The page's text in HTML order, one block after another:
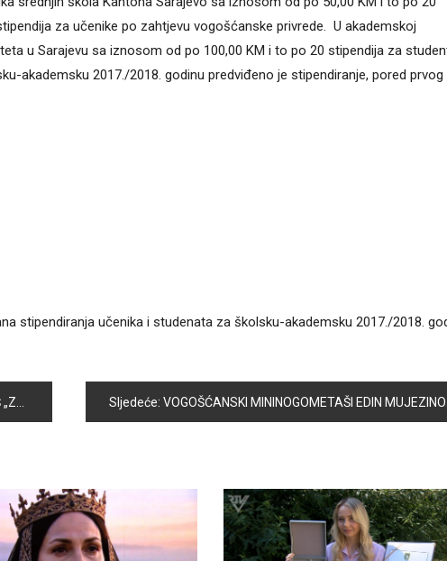
za učenike po zahtjevu vogošćanske privrede. U akademskoj
u Sarajevu sa iznosom od po 100,00 KM i to po 20 stipendija za
akademsku 2017./2018. godinu predviđeno je stipendiranje, pored prvog
stipendiranja učenika i studenata za školsku-akademsku 2017./2018.
Sljedeće: VOGOŠĆANSKI MININOGOMETAŠI EDIN MUJEZINOVIĆ I MIRZA ZAHIROVIĆ PREDSTAVLJAĆE BIH NA SVJETSKOM KUPU U TUNISU